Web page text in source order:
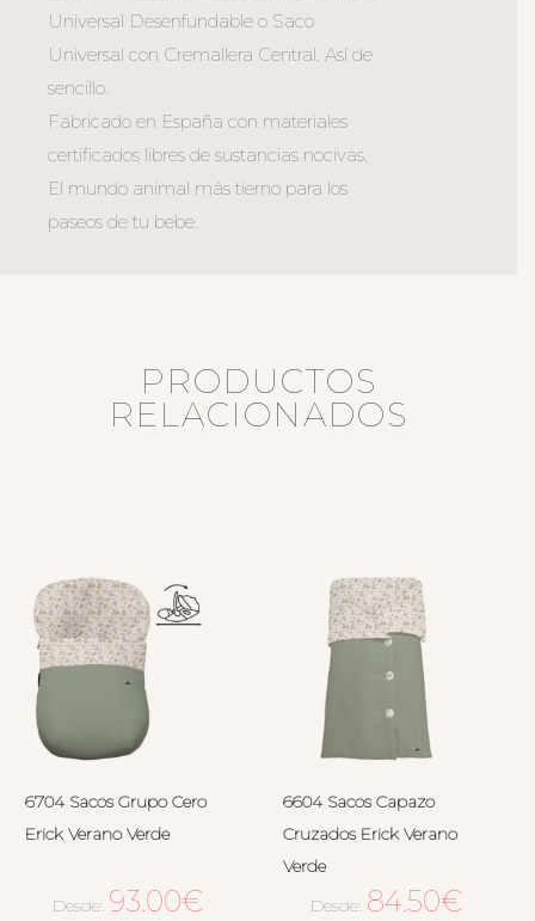
Universal Desenfundable o Saco
Universal con Cremallera Central. Así de
sencillo.
Fabricado en España con materiales
certificados libres de sustancias nocivas.
El mundo animal más tierno para los
paseos de tu bebe.
PRODUCTOS
RELACIONADOS
6704 Sacos Grupo Cero
Erick Verano Verde
Desde: 93.00€
6604 Sacos Capazo
Cruzados Erick Verano
Verde
Desde: 84.50€